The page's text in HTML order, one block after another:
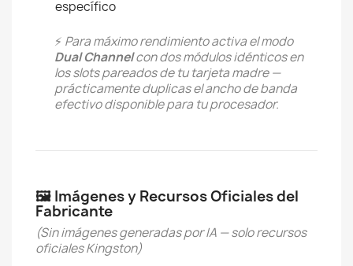
específico
⚡ Para máximo rendimiento activa el modo
Dual Channelcon dos módulos idénticos en
los slots pareados de tu tarjeta madre —
prácticamente duplicas el ancho de banda
efectivo disponible para tu procesador.
🖼️ Imágenes y Recursos Oficiales del
Fabricante
(Sin imágenes generadas por IA — solo recursos
oficiales Kingston)